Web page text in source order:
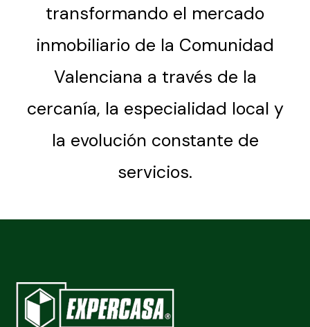
transformando el mercado
inmobiliario de la Comunidad
Valenciana a través de la
cercanía, la especialidad local y
la evolución constante de
servicios.